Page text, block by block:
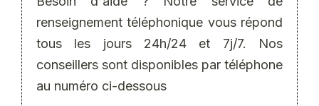
renseignement téléphonique vous répond
tous les jours 24h/24 et 7j/7. Nos
conseillers sont disponibles par téléphone
au numéro ci-dessous